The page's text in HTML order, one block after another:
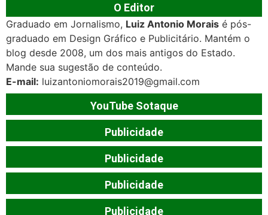
O Editor
Graduado em Jornalismo, Luiz Antonio Morais é pós-
graduado em Design Gráfico e Publicitário. Mantém o
blog desde 2008, um dos mais antigos do Estado.
Mande sua sugestão de conteúdo.
E-mail: luizantoniomorais2019@gmail.com
YouTube Sotaque
Publicidade
Publicidade
Publicidade
Publicidade